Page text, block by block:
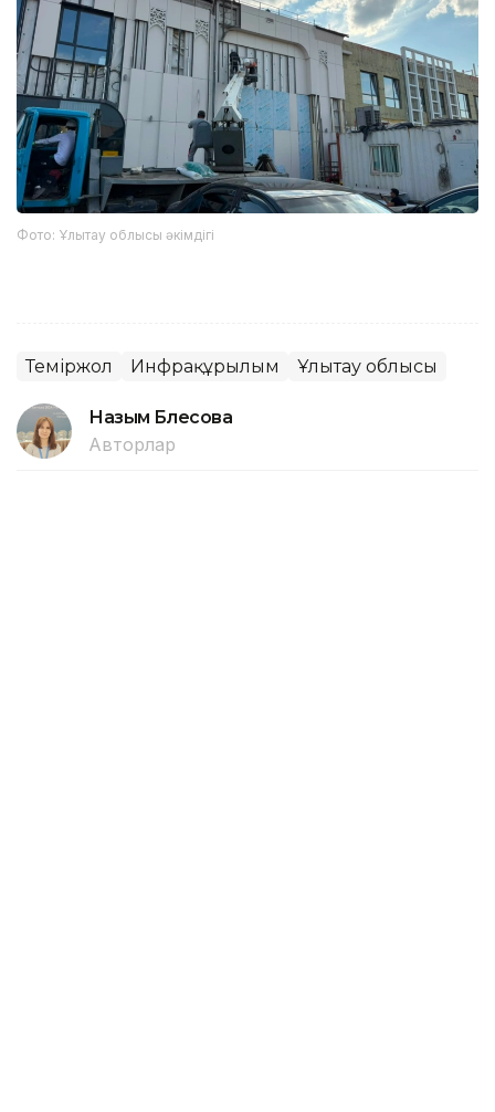
Фото: Ұлытау облысы әкімдігі
Теміржол Инфрақұрылым Ұлытау облысы
Назым Бөлесова
Авторлар